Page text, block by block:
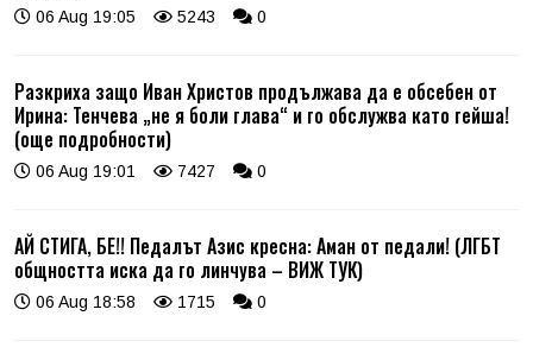
06 Aug 19:05 5243 0
Разкриха защо Иван Христов продължава да е обсебен от
Ирина: Тенчева „не я боли глава“ и го обслужва като гейша!
(още подробности)
06 Aug 19:01 7427 0
АЙ СТИГА, БЕ!! Педалът Азис кресна: Аман от педали! (ЛГБТ
общността иска да го линчува – ВИЖ ТУК)
06 Aug 18:58 1715 0